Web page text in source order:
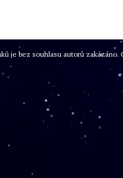
je bez souhlasu autorů